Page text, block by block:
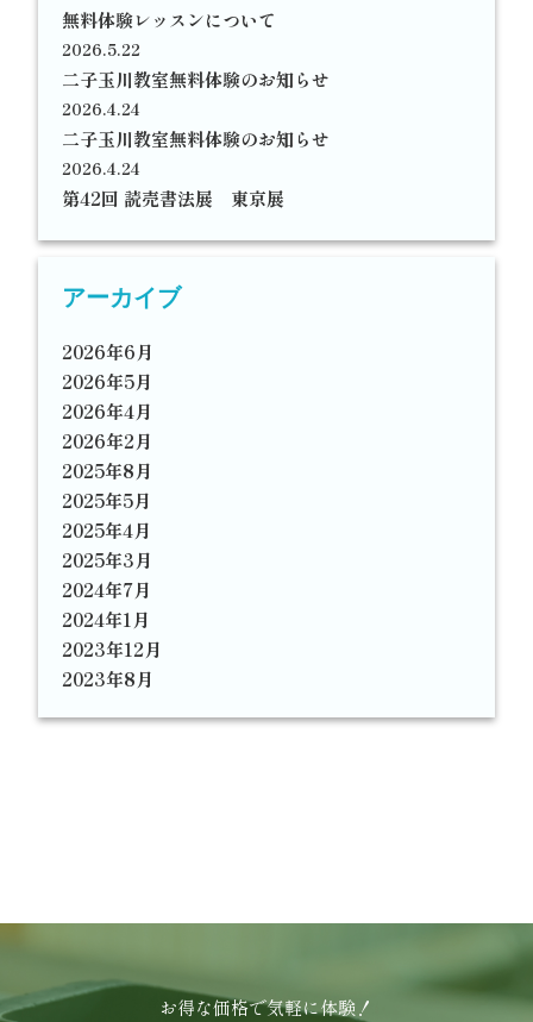
無料体験レッスンについて
2026.5.22
二子玉川教室無料体験のお知らせ
2026.4.24
二子玉川教室無料体験のお知らせ
2026.4.24
第42回 読売書法展 東京展
アーカイブ
2026年6月
2026年5月
2026年4月
2026年2月
2025年8月
2025年5月
2025年4月
2025年3月
2024年7月
2024年1月
2023年12月
2023年8月
お得な価格で気軽に体験！